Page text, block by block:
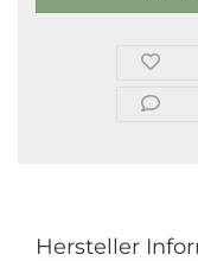
Hersteller